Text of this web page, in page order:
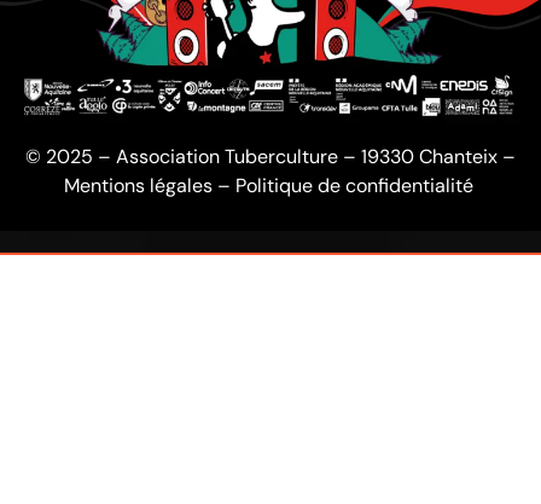
© 2025 – Association Tuberculture – 19330 Chanteix –
Mentions légales– Politique de confidentialité